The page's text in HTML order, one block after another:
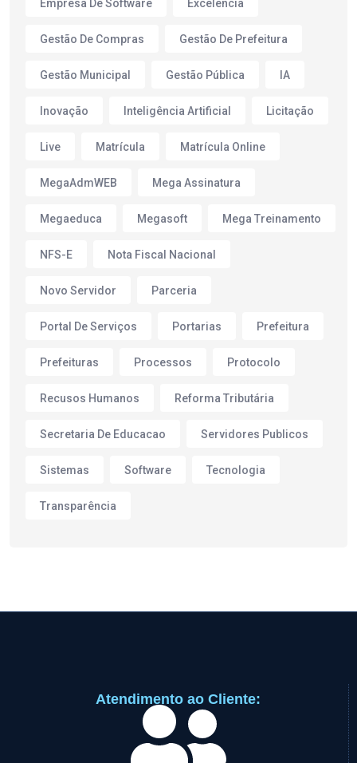
Empresa De Software Excelência
Gestão De Compras Gestão De Prefeitura
Gestão Municipal Gestão Pública IA
Inovação Inteligência Artificial Licitação
Live Matrícula Matrícula Online
MegaAdmWEB Mega Assinatura
Megaeduca Megasoft Mega Treinamento
NFS-E Nota Fiscal Nacional
Novo Servidor Parceria
Portal De Serviços Portarias Prefeitura
Prefeituras Processos Protocolo
Recusos Humanos Reforma Tributária
Secretaria De Educacao Servidores Publicos
Sistemas Software Tecnologia
Transparência
Atendimento ao Cliente: